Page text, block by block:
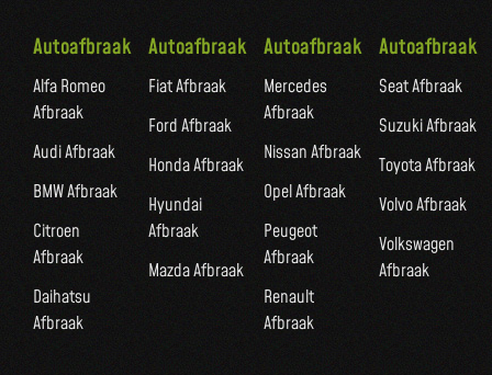
Autoafbraak
Alfa Romeo
Afbraak
Audi Afbraak
BMW Afbraak
Citroen
Afbraak
Daihatsu
Afbraak
Autoafbraak
Fiat Afbraak
Ford Afbraak
Honda Afbraak
Hyundai
Afbraak
Mazda Afbraak
Autoafbraak
Mercedes
Afbraak
Nissan Afbraak
Opel Afbraak
Peugeot
Afbraak
Renault
Afbraak
Autoafbraak
Seat Afbraak
Suzuki Afbraak
Toyota Afbraak
Volvo Afbraak
Volkswagen
Afbraak